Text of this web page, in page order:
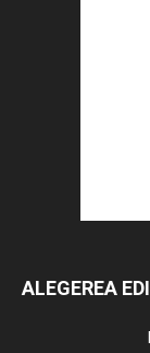
ALEGEREA